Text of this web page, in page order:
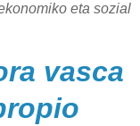
eta sozial
vasca